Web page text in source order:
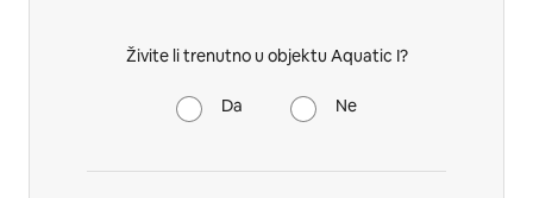
Živite li trenutno u objektu Aquatic I?
Da Ne